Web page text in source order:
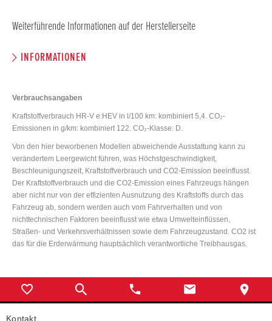
Weiterführende Informationen auf der Herstellerseite
INFORMATIONEN
Verbrauchsangaben
Kraftstoffverbrauch HR-V e:HEV in l/100 km: kombiniert 5,4. CO₂-
Emissionen in g/km: kombiniert 122. CO₂-Klasse: D.
Von den hier beworbenen Modellen abweichende Ausstattung kann zu
verändertem Leergewicht führen, was Höchstgeschwindigkeit,
Beschleunigungszeit, Kraftstoffverbrauch und CO2-Emission beeinflusst.
Der Kraftstoffverbrauch und die CO2-Emission eines Fahrzeugs hängen
aber nicht nur von der effizienten Ausnutzung des Kraftstoffs durch das
Fahrzeug ab, sondern werden auch vom Fahrverhalten und von
nichttechnischen Faktoren beeinflusst wie etwa Umwelteinflüssen,
Straßen- und Verkehrsverhältnissen sowie dem Fahrzeugzustand. CO2 ist
das für die Erderwärmung hauptsächlich verantwortliche Treibhausgas.
Kontakt